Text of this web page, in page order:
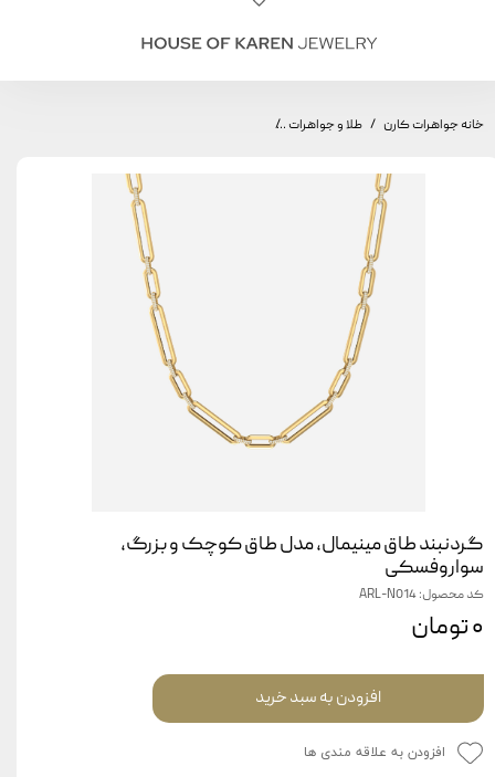
خانه جواهرات کارن طلا و جواهرات
گردنبند طاق مینیمال، مدل طاق کوچک و بزرگ،
سواروفسکی
کد محصول: ARL-N014
۰ تومان
افزودن به سبد خرید
افزودن به علاقه مندی ها